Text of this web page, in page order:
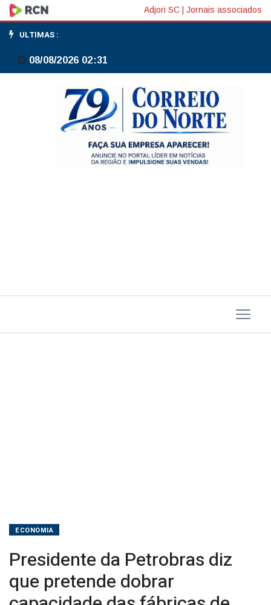
Presidente
da
Petrobras
pretende
fertilizantes
Adjori SC Jornais associados
ULTIMAS :
08/08/2026 02:31
ECONOMIA
Presidente da Petrobras diz
que pretende dobrar